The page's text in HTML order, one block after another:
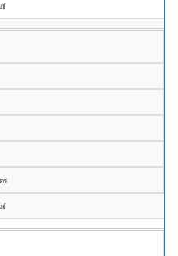
ย์
ร
ย์